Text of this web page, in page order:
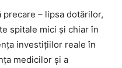
– lipsa dotărilor,
spitale mici și chiar în
investițiilor reale în
medicilor și a